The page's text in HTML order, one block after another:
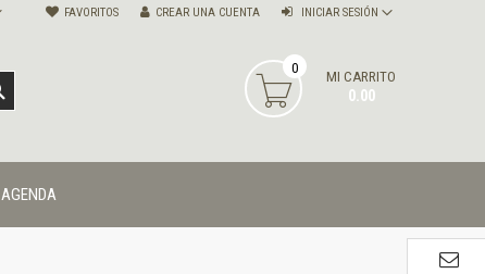
FAVORITOS INICIAR SESIÓN
CREAR UNA CUENTA
MI CARRITO
0.00
0
AGENDA